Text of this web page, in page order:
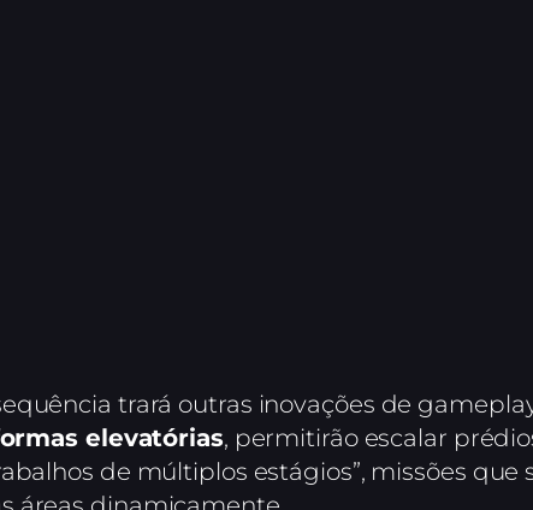
trará outras inovações de
elevatórias, permitirão escalar
de múltiplos estágios”, missões que